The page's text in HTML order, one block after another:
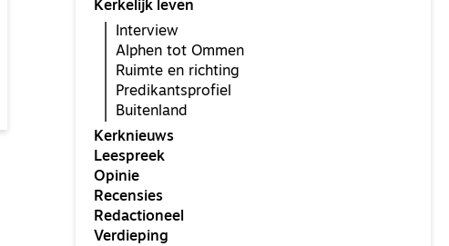
Kerkelijk leven
Interview
Alphen tot Ommen
Ruimte en richting
Predikantsprofiel
Buitenland
Kerknieuws
Leespreek
Opinie
Recensies
Redactioneel
Verdieping